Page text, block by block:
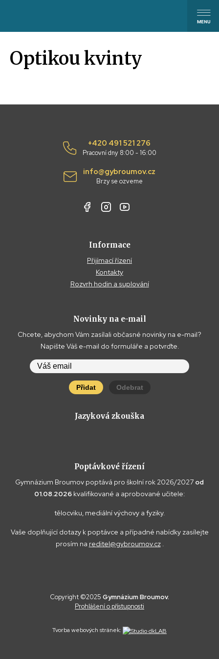
Optikou kvinty
+420 491 521 276
Pracovní dny 8:00 - 16:00
info@gybroumov.cz
Brzy se ozveme
Informace
Přijímací řízení
Kontakty
Rozvrh hodin a suplování
Novinky na e-mail
Chcete, abychom Vám zasílali občasné novinky na e-mail?
Napište Váš e-mail do formuláře a potvrďte.
Přidat Odebrat
Jazyková zkouška
Poptávkové řízení
Gymnázium Broumov poptává pro školní rok 2026/2027 od
01.08.2026 kvalifikované a aprobované učitele:
tělocviku, mediální výchovy a fyziky.
Vaše doplňující dotazy k poptávce a případné nabídky zasílejte
prosím na reditel@gybroumov.cz.
Tvorba webových stránek:
Copyright ©2025 Gymnázium Broumov.
Prohlášení o přístupnosti